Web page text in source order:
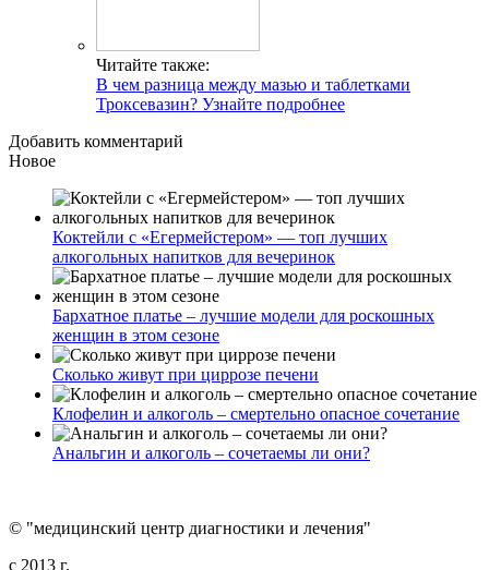
Читайте также:
В чем разница между мазью и таблетками
Троксевазин? Узнайте подробнее
Добавить комментарий
Новое
Коктейли с «Егермейстером» — топ лучших
алкогольных напитков для вечеринок
Бархатное платье – лучшие модели для роскошных
женщин в этом сезоне
Сколько живут при циррозе печени
Клофелин и алкоголь – смертельно опасное сочетание
Анальгин и алкоголь – сочетаемы ли они?
© "медицинский центр диагностики и лечения"
c 2013 г.